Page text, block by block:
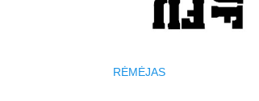
RĖMĖJAS